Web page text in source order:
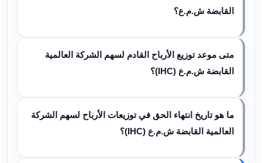
القابضة ش.م.ع؟
متى موعد توزيع الأرباح القادم لسهم الشركة العالمية
القابضة ش.م.ع (IHC)؟
ما هو تاريخ انتهاء الحق في توزيعات الأرباح لسهم الشركة
العالمية القابضة ش.م.ع (IHC)؟